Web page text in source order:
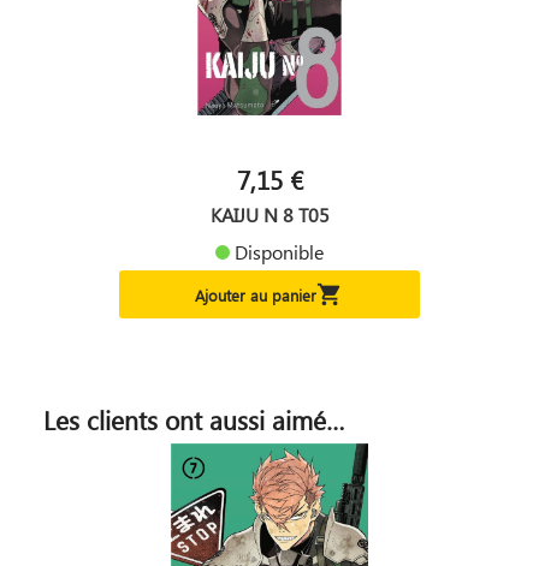
7,15 €
KAIJU N 8 T05
Disponible
Ajouter au panier
Les clients ont aussi aimé…